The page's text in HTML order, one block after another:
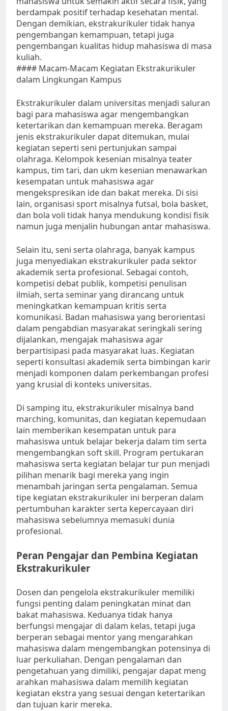
berdampak positif terhadap kesehatan mental.
Dengan demikian, ekstrakurikuler tidak hanya
pengembangan kemampuan, tetapi juga
pengembangan kualitas hidup mahasiswa di masa
kuliah.
#### Macam-Macam Kegiatan Ekstrakurikuler
dalam Lingkungan Kampus
Ekstrakurikuler dalam universitas menjadi saluran
bagi para mahasiswa agar mengembangkan
ketertarikan dan kemampuan mereka. Beragam
jenis ekstrakurikuler dapat ditemukan, mulai
kegiatan seperti seni pertunjukan sampai
olahraga. Kelompok kesenian misalnya teater
kampus, tim tari, dan ukm kesenian menawarkan
kesempatan untuk mahasiswa agar
mengekspresikan ide dan bakat mereka. Di sisi
lain, organisasi sport misalnya futsal, bola basket,
dan bola voli tidak hanya mendukung kondisi fisik
namun juga menjalin hubungan antar mahasiswa.
Selain itu, seni serta olahraga, banyak kampus
juga menyediakan ekstrakurikuler pada sektor
akademik serta profesional. Sebagai contoh,
kompetisi debat publik, kompetisi penulisan
ilmiah, serta seminar yang dirancang untuk
meningkatkan kemampuan kritis serta
komunikasi. Badan mahasiswa yang berorientasi
dalam pengabdian masyarakat seringkali sering
dijalankan, mengajak mahasiswa agar
berpartisipasi pada masyarakat luas. Kegiatan
seperti konsultasi akademik serta bimbingan karir
menjadi komponen dalam perkembangan profesi
yang krusial di konteks universitas.
Di samping itu, ekstrakurikuler misalnya band
marching, komunitas, dan kegiatan kepemudaan
lain memberikan kesempatan untuk para
mahasiswa untuk belajar bekerja dalam tim serta
mengembangkan soft skill. Program pertukaran
mahasiswa serta kegiatan belajar tur pun menjadi
pilihan menarik bagi mereka yang ingin
menambah jaringan serta pengalaman. Semua
tipe kegiatan ekstrakurikuler ini berperan dalam
pertumbuhan karakter serta kepercayaan diri
mahasiswa sebelumnya memasuki dunia
profesional.
Peran Pengajar dan Pembina Kegiatan
Ekstrakurikuler
Dosen dan pengelola ekstrakurikuler memiliki
fungsi penting dalam peningkatan minat dan
bakat mahasiswa. Keduanya tidak hanya
berfungsi mengajar di dalam kelas, tetapi juga
berperan sebagai mentor yang mengarahkan
mahasiswa dalam mengembangkan potensinya di
luar perkuliahan. Dengan pengalaman dan
pengetahuan yang dimiliki, pengajar dapat meng
arahkan mahasiswa dalam memilih kegiatan
kegiatan ekstra yang sesuai dengan ketertarikan
dan tujuan karir mereka.